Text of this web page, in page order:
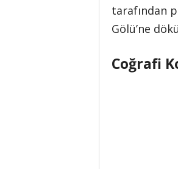
tarafından
Gölü’ne
Coğrafi